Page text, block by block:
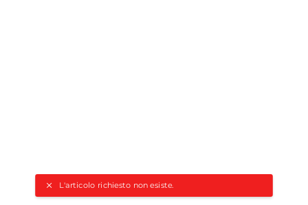
L'articolo richiesto non esiste.